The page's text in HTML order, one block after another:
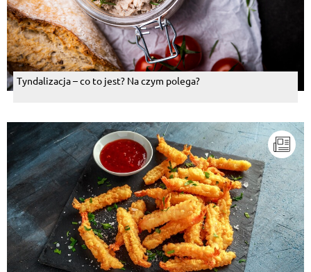
Tyndalizacja – co to jest? Na czym polega?